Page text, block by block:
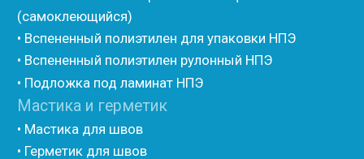
Тилит
• Трубная изоляция из вспененного полиэтилена
Порилекс
• Трубная изоляция из вспененного полиэтилена
• Шнур базальтовый теплоизоляционный
• Компенсационный мат вспененного полиэтилена
• Утеплитель для труб из вспененного полиэтилена
• Уплотнительный шнур HOT ROD XL